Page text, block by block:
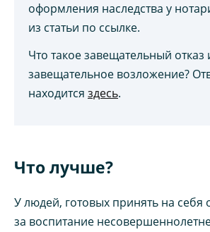
оформления наследства у
из статьи по ссылке.
Что такое завещательный отказ
завещательное возложение?
находится здесь.
Что лучше?
У людей, готовых принять на себя
за воспитание